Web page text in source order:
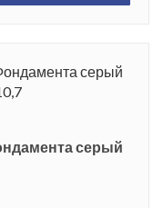
серый